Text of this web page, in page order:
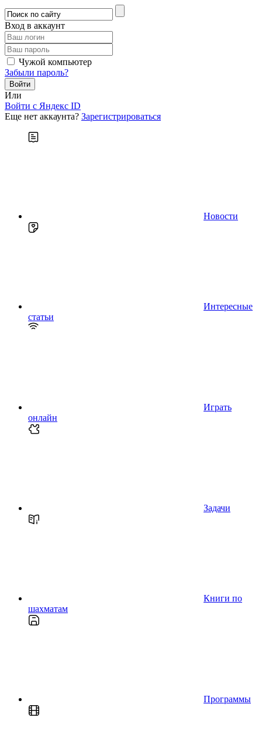
Вход в аккаунт
Чужой компьютер
Забыли пароль?
Или
Войти c Яндекс ID
Еще нет аккаунта? Зарегистрироваться
Новости
Интересные
статьи
Играть
онлайн
Задачи
Книги по
шахматам
Программы